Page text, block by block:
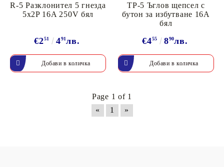
R-5 Разклонител 5 гнезда
5x2P 16A 250V бял
€251 491лв.
TP-5 Ъглов щепсел с
бутон за избутване 16A
бял
€455 890лв.
Page 1 of 1
«
1 »